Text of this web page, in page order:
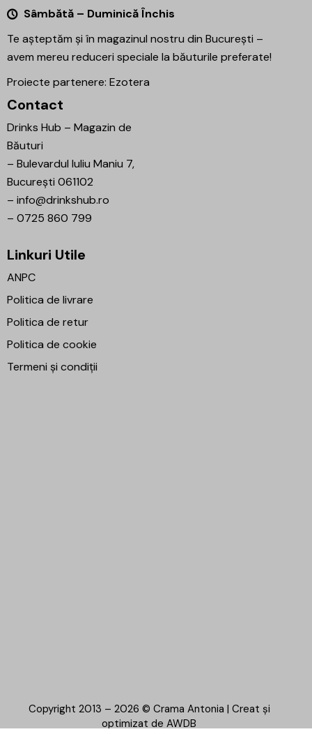
Sâmbătă – Duminică Închis
Te așteptăm și în magazinul nostru din București –
avem mereu reduceri speciale la băuturile preferate!
Proiecte partenere: Ezotera
Contact
Drinks Hub – Magazin de
Băuturi
– Bulevardul Iuliu Maniu 7,
București 061102
– info@drinkshub.ro
– 0725 860 799
Linkuri Utile
ANPC
Politica de livrare
Politica de retur
Politica de cookie
Termeni și condiții
Copyright 2013 – 2026 © Crama Antonia | Creat și
optimizat de AWDB